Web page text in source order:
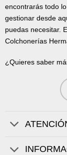
encontrarás todo
gestionar desde
puedas necesitar.
Colchonerías
¿Quieres saber